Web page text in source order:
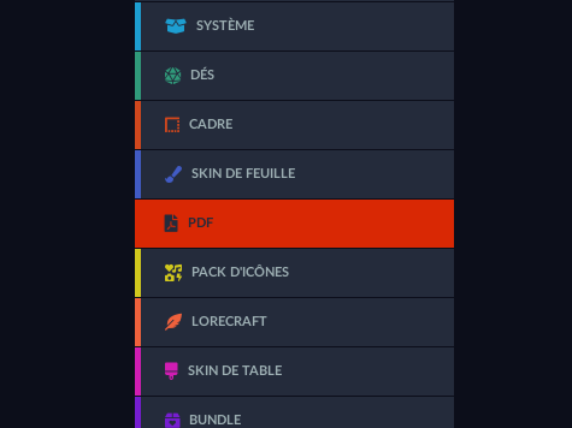
SYSTÈME
DÉS
CADRE
SKIN DE FEUILLE
PDF
PACK D'ICÔNES
LORECRAFT
SKIN DE TABLE
BUNDLE